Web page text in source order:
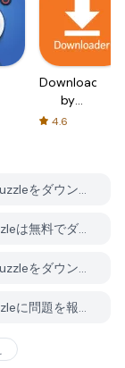
Downloader
by
AFTVnews
4.6
PGYER APK HUBからTraffic Jam: Unblock Puzzleをダウンロードする方法は？
PGYER APK HUBのTraffic Jam: Unblock Puzzleは無料でダウンロードできますか？
PGYER APK HUBからTraffic Jam: Unblock Puzzleをダウンロードするにはアカウントが必要ですか？
PGYER APK HUBのTraffic Jam: Unblock Puzzleに問題を報告する方法は？